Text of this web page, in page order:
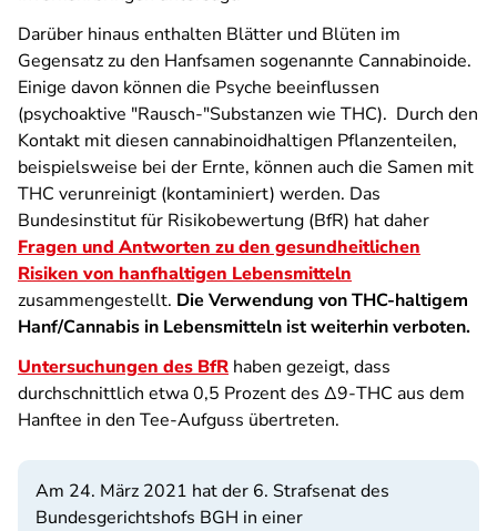
Darüber hinaus enthalten Blätter und Blüten im
Gegensatz zu den Hanfsamen sogenannte Cannabinoide.
Einige davon können die Psyche beeinflussen
(psychoaktive "Rausch-"Substanzen wie THC). Durch den
Kontakt mit diesen cannabinoidhaltigen Pflanzenteilen,
beispielsweise bei der Ernte, können auch die Samen mit
THC verunreinigt (kontaminiert) werden. Das
Bundesinstitut für Risikobewertung (BfR) hat daher
Fragen und Antworten zu den gesundheitlichen
Risiken von hanfhaltigen Lebensmitteln
zusammengestellt. Die Verwendung von THC-haltigem
Hanf/Cannabis in Lebensmitteln ist weiterhin verboten.
Untersuchungen des BfR haben gezeigt, dass
durchschnittlich etwa 0,5 Prozent des Δ9-THC aus dem
Hanftee in den Tee-Aufguss übertreten.
Am 24. März 2021 hat der 6. Strafsenat des
Bundesgerichtshofs BGH in einer